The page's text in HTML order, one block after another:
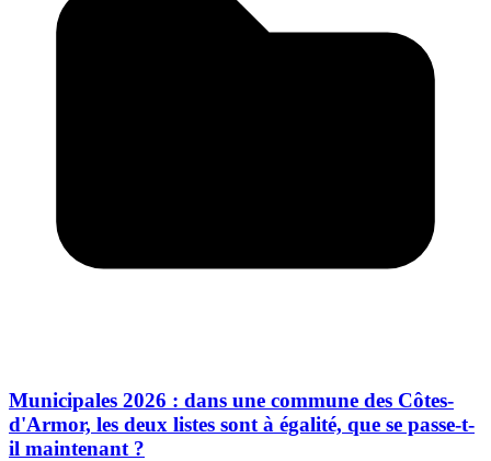
Municipales 2026 : dans une commune des Côtes-
d'Armor, les deux listes sont à égalité, que se passe-t-
il maintenant ?